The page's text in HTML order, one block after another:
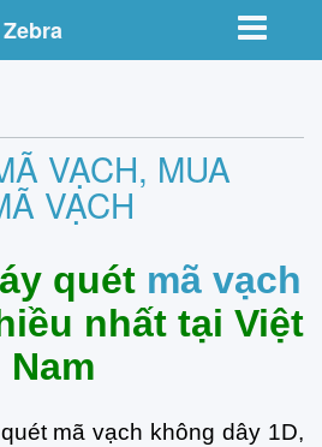
Toggle
VẠCH, MUA
VẠCH
quét mã vạch
nhất tại Việt
Nam
mã vạch không dây 1D,